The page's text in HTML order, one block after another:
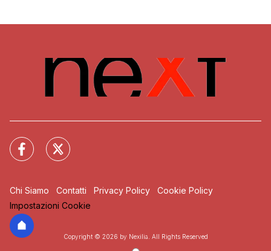
Chi Siamo Contatti Privacy Policy
Cookie Policy
Impostazioni Cookie
Copyright © 2026 by Nexilia. All Rights Reserved